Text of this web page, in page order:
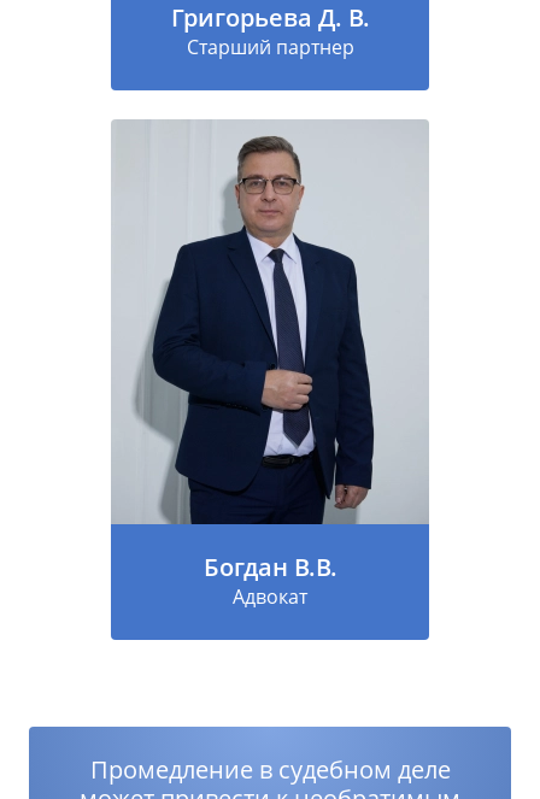
Григорьева Д. В.
Старший партнер
Богдан В.В.
Адвокат
Промедление в судебном деле